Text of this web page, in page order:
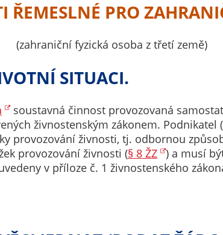
ŘEMESLNÉ PRO
(zahraniční fyzická osoba z třetí země)
SITUACI.
soustavná činnost provozovaná
živnostenským zákonem.
provozování živnosti, tj. odbornou
provozování živnosti (§ 8 ŽZ ) a musí
v příloze č. 1 živnostenského
Váš souhlas s
technických
cookies
nemohou být
individuálně
deaktivovány
nebo
Analytické